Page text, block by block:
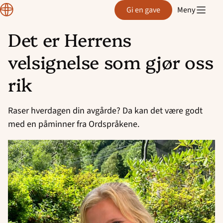
Hopp
innhold
Normisjon Gi en gave Meny
Det er Herrens
velsignelse som gjør oss
rik
Raser hverdagen din avgårde? Da kan det være godt
med en påminner fra Ordspråkene.